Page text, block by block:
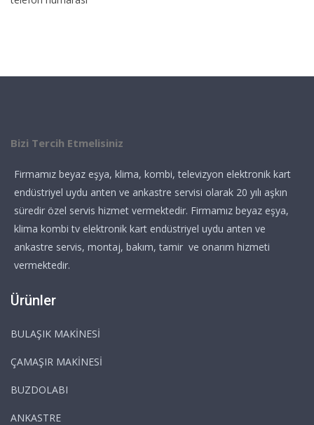
Bizi Tercih Etmelisiniz
Firmamız beyaz eşya, klima, kombi, televizyon elektronik kart
endüstriyel uydu anten ve ankastre servisi olarak 20 yılı aşkın
süredir özel servis hizmet vermektedir. Firmamız beyaz eşya,
klima kombi tv elektronik kart endüstriyel uydu anten ve
ankastre servis, montaj, bakım, tamir ve onarım hizmeti
vermektedir.
Ürünler
BULAŞIK MAKİNESİ
ÇAMAŞIR MAKİNESİ
BUZDOLABI
ANKASTRE